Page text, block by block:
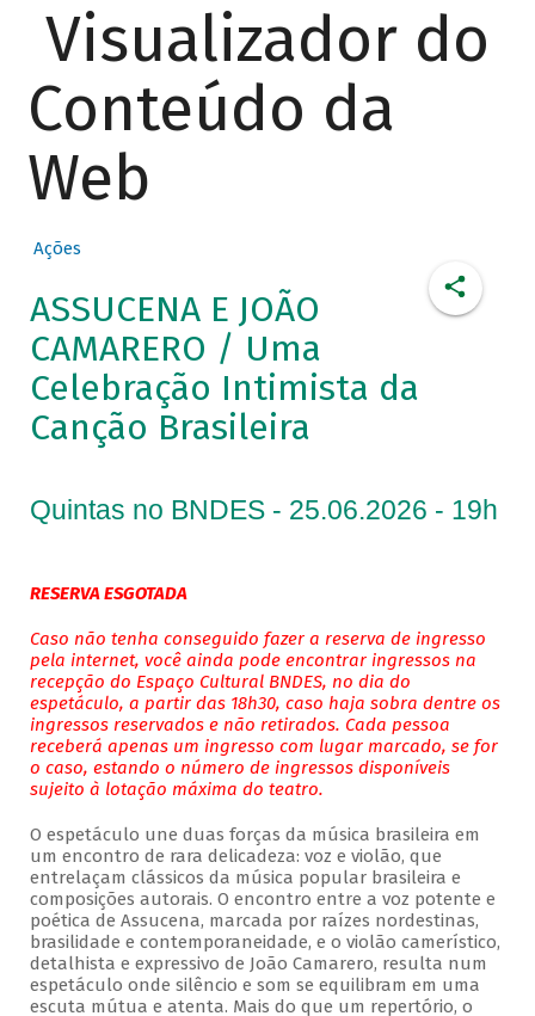
Visualizador do
Conteúdo da
Web
Ações
ASSUCENA E JOÃO
CAMARERO / Uma
Celebração Intimista da
Canção Brasileira
Quintas no BNDES - 25.06.2026 - 19h
RESERVA ESGOTADA
Caso não tenha conseguido fazer a reserva de ingresso
pela internet, você ainda pode encontrar ingressos na
recepção do Espaço Cultural BNDES, no dia do
espetáculo, a partir das 18h30, caso haja sobra dentre os
ingressos reservados e não retirados. Cada pessoa
receberá apenas um ingresso com lugar marcado, se for
o caso, estando o número de ingressos disponíveis
sujeito à lotação máxima do teatro.
O espetáculo une duas forças da música brasileira em
um encontro de rara delicadeza: voz e violão, que
entrelaçam clássicos da música popular brasileira e
composições autorais. O encontro entre a voz potente e
poética de Assucena, marcada por raízes nordestinas,
brasilidade e contemporaneidade, e o violão camerístico,
detalhista e expressivo de João Camarero, resulta num
espetáculo onde silêncio e som se equilibram em uma
escuta mútua e atenta. Mais do que um repertório, o